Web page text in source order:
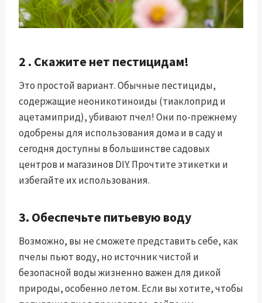
2 . Скажите нет пестицидам!
Это простой вариант. Обычные пестициды,
содержащие неоникотиноиды (тиаклоприд и
ацетамиприд), убивают пчел! Они по-прежнему
одобрены для использования дома и в саду и
сегодня доступны в большинстве садовых
центров и магазинов DIY. Прочтите этикетки и
избегайте их использования.
3. Обеспечьте питьевую воду
Возможно, вы не сможете представить себе, как
пчелы пьют воду, но источник чистой и
безопасной воды жизненно важен для дикой
природы, особенно летом. Если вы хотите, чтобы